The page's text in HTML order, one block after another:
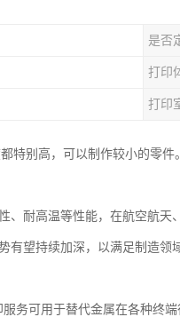
是否
打印
打印
特别高，可以制作较小的零
、耐高温等性能，在航空航
有望持续加深，以满足制造
务可用于替代金属在各种终